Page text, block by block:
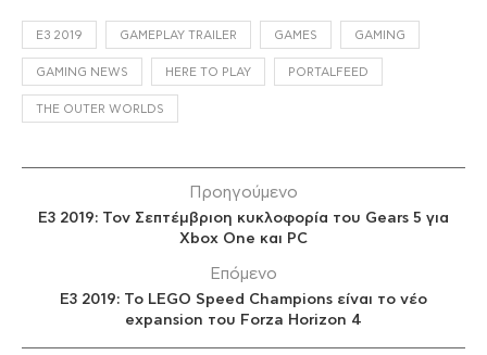
E3 2019 GAMEPLAY TRAILER GAMES GAMING
GAMING NEWS HERE TO PLAY PORTALFEED
THE OUTER WORLDS
Προηγούμενο
E3 2019: Τον Σεπτέμβριοη κυκλοφορία του Gears 5 για
Xbox One και PC
Επόμενο
E3 2019: Το LEGO Speed Champions είναι το νέο
expansion του Forza Horizon 4